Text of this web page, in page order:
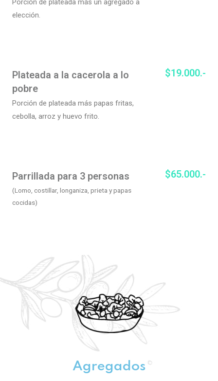
Porción de plateada más un agregado a
elección.
Plateada a la cacerola a lo
pobre
Porción de plateada más papas fritas,
cebolla, arroz y huevo frito.
$19.000.-
Parrillada para 3 personas
(Lomo, costillar, longaniza, prieta y papas
cocidas)
$65.000.-
Agregados